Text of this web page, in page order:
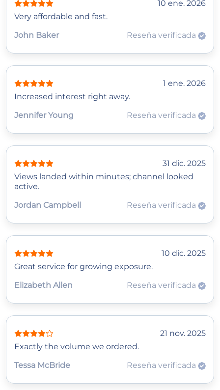
10 ene. 2026
Very affordable and fast.
John Baker
Reseña verificada
1 ene. 2026
Increased interest right away.
Jennifer Young
Reseña verificada
31 dic. 2025
Views landed within minutes; channel looked
active.
Jordan Campbell
Reseña verificada
10 dic. 2025
Great service for growing exposure.
Elizabeth Allen
Reseña verificada
21 nov. 2025
Exactly the volume we ordered.
Tessa McBride
Reseña verificada